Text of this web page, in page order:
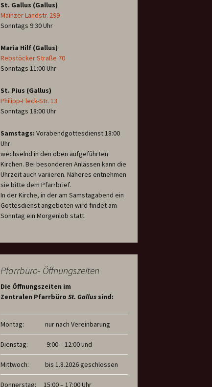
St. Gallus (Gallus)
Mainzer Landstr. 299
Sonntags 9:30 Uhr
Maria Hilf (Gallus)
Rebstöcker Straße 70
Sonntags 11:00 Uhr
St. Pius (Gallus)
Philipp-Fleck-Str. 13
Sonntags 18:00 Uhr
Samstags: Vorabendgottesdienst 18:00
Uhr
wechselnd in den oben aufgeführten
Kirchen. Bei besonderen Anlässen kann die
Uhrzeit auch variieren. Näheres entnehmen
sie bitte dem Pfarrbrief.
In der Kirche, in der am Samstagabend ein
Gottesdienst angeboten wird findet am
Sonntag ein Morgenlob statt.
Pfarrbüro- Öffnungszeiten
Die Öffnungszeiten im
Zentralen Pfarrbüro St. Gallus sind:
Montag: nur nach Vereinbarung
Dienstag: 9:00 – 12:00 und
Mittwoch: bis 1.8.2026 geschlossen
Donnerstag: 15:00 – 17:00 Uhr